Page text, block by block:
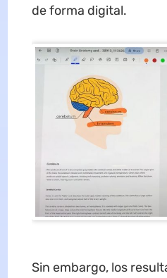
de forma digital.
Sin embargo, los